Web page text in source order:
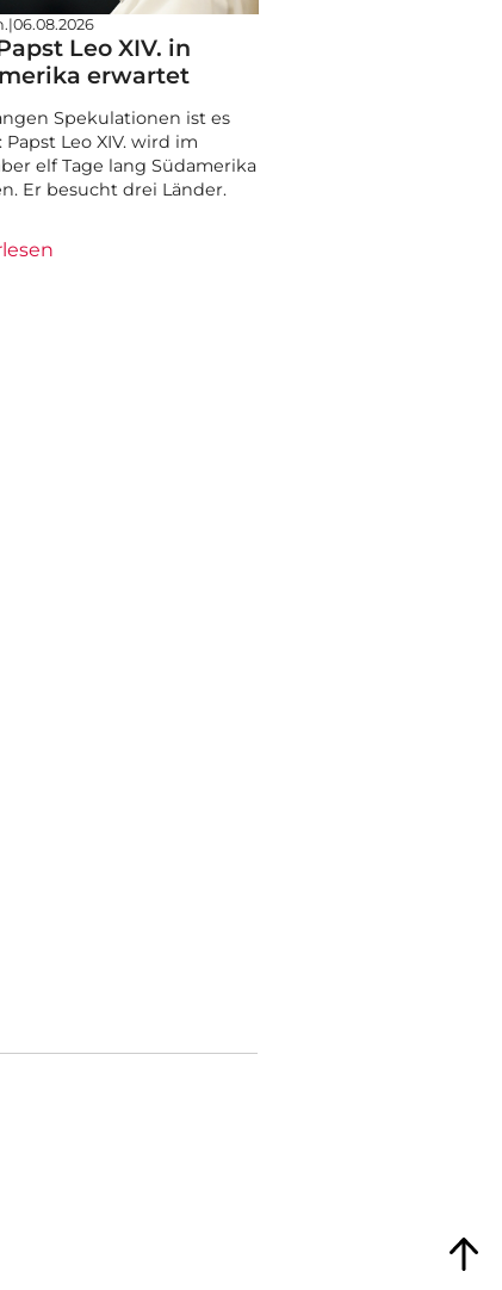
|06.08.2026
Leo XIV. in
erwartet
Spekulationen ist es
Papst Leo XIV. wird im
elf Tage lang Südamerika
Er besucht drei Länder.